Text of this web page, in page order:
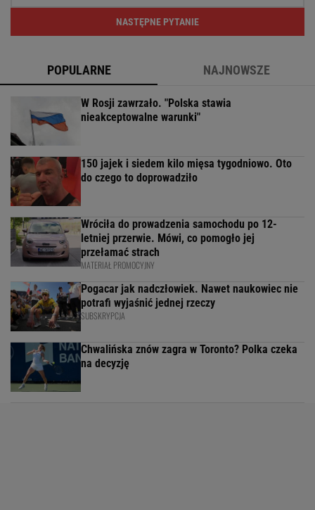
NASTĘPNE PYTANIE
POPULARNE NAJNOWSZE
W Rosji zawrzało. "Polska stawia
nieakceptowalne warunki"
150 jajek i siedem kilo mięsa tygodniowo. Oto
do czego to doprowadziło
Wróciła do prowadzenia samochodu po 12-
letniej przerwie. Mówi, co pomogło jej
przełamać strach
MATERIAŁ PROMOCYJNY
Pogacar jak nadczłowiek. Nawet naukowiec nie
potrafi wyjaśnić jednej rzeczy
SUBSKRYPCJA
Chwalińska znów zagra w Toronto? Polka czeka
na decyzję